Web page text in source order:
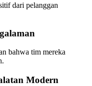
dari pelanggan
bahwa tim mereka
Modern